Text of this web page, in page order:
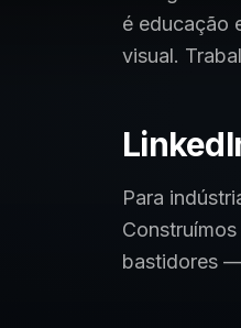
é educação
visual.
Para
bastidores